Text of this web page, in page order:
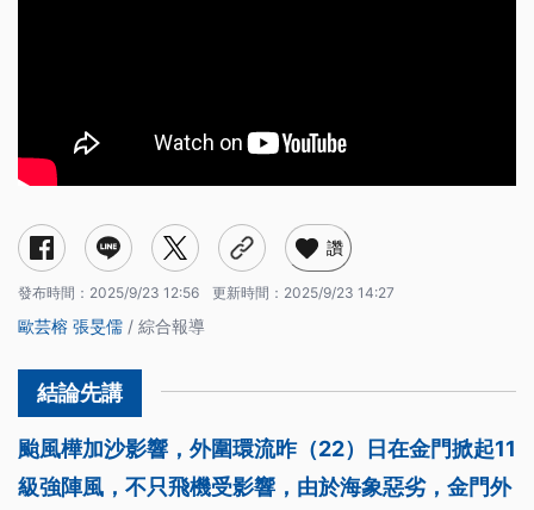
讚
發布時間： 2025/9/23 12:56 更新時間： 2025/9/23 14:27
歐芸榕 張旻儒 / 綜合報導
颱風樺加沙影響，外圍環流昨（22）日在金門掀起11
級強陣風，不只飛機受影響，由於海象惡劣，金門外